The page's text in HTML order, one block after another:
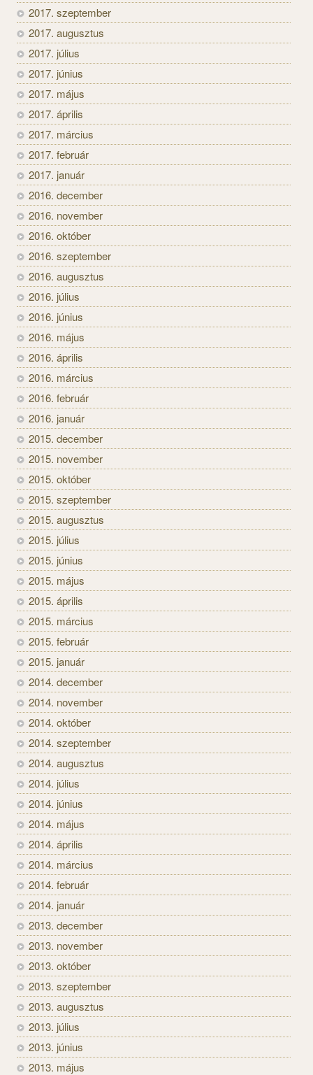
2017. szeptember
2017. augusztus
2017. július
2017. június
2017. május
2017. április
2017. március
2017. február
2017. január
2016. december
2016. november
2016. október
2016. szeptember
2016. augusztus
2016. július
2016. június
2016. május
2016. április
2016. március
2016. február
2016. január
2015. december
2015. november
2015. október
2015. szeptember
2015. augusztus
2015. július
2015. június
2015. május
2015. április
2015. március
2015. február
2015. január
2014. december
2014. november
2014. október
2014. szeptember
2014. augusztus
2014. július
2014. június
2014. május
2014. április
2014. március
2014. február
2014. január
2013. december
2013. november
2013. október
2013. szeptember
2013. augusztus
2013. július
2013. június
2013. május